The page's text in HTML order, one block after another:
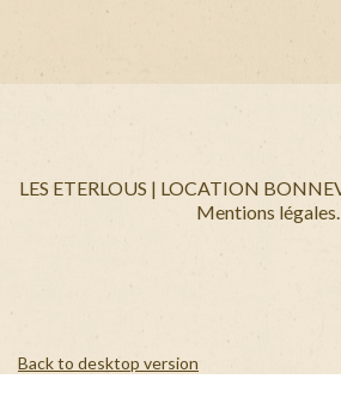
LES ETERLOUS | LOCATION
Mentions légales.
Back to desktop version